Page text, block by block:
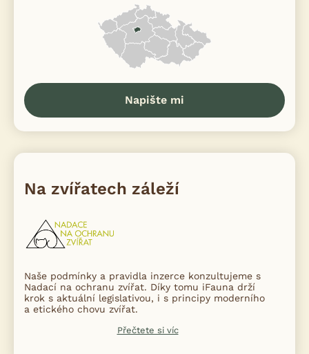
Napište mi
Na zvířatech záleží
Naše podmínky a pravidla inzerce konzultujeme s
Nadací na ochranu zvířat. Díky tomu iFauna drží
krok s aktuální legislativou, i s principy moderního
a etického chovu zvířat.
Přečtete si víc